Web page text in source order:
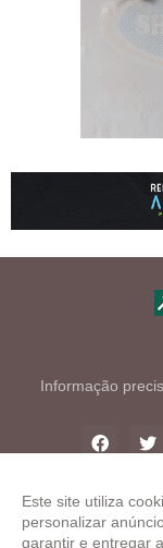
Informação
Este site utiliza
personalizar
garantir e entregar